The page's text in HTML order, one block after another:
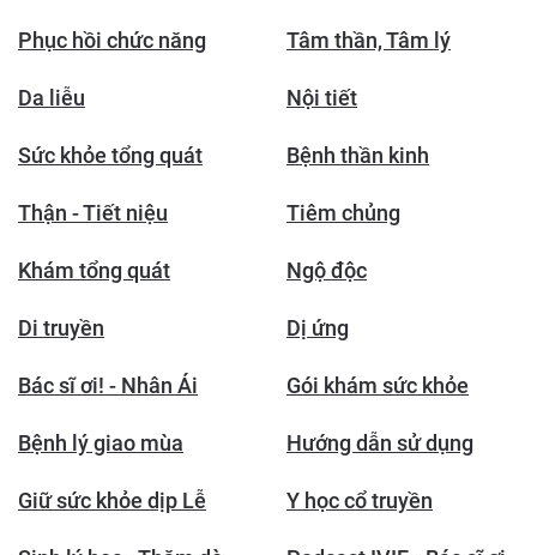
Phục hồi chức năng Tâm thần, Tâm lý
Da liễu Nội tiết
Sức khỏe tổng quát Bệnh thần kinh
Thận - Tiết niệu Tiêm chủng
Khám tổng quát Ngộ độc
Di truyền Dị ứng
Bác sĩ ơi! - Nhân Ái Gói khám sức khỏe
Bệnh lý giao mùa Hướng dẫn sử dụng
Giữ sức khỏe dịp Lễ Y học cổ truyền